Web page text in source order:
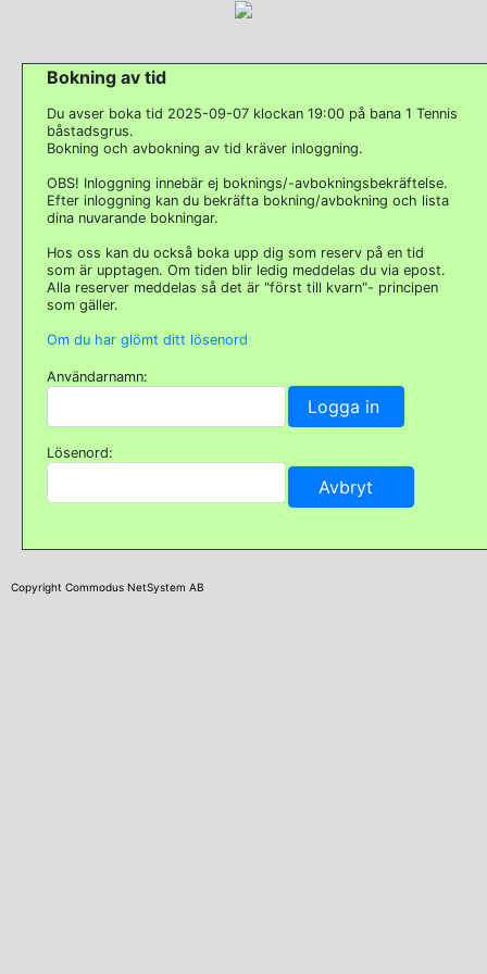
Bokning av tid
Du avser boka tid 2025-09-07 klockan 19:00 på bana 1 Tennis
båstadsgrus.
Bokning och avbokning av tid kräver inloggning.
OBS! Inloggning innebär ej boknings/-avbokningsbekräftelse.
Efter inloggning kan du bekräfta bokning/avbokning och lista
dina nuvarande bokningar.
Hos oss kan du också boka upp dig som reserv på en tid
som är upptagen. Om tiden blir ledig meddelas du via epost.
Alla reserver meddelas så det är "först till kvarn"- principen
som gäller.
Om du har glömt ditt lösenord
Användarnamn:
Lösenord:
Copyright Commodus NetSystem AB